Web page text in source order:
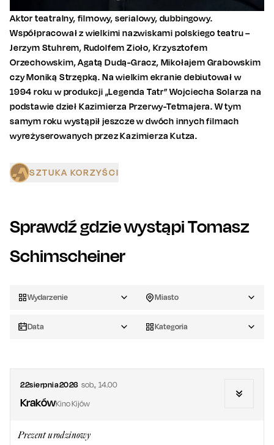
Aktor teatralny, filmowy, serialowy, dubbingowy.
Współpracował z wielkimi nazwiskami polskiego teatru –
Jerzym Stuhrem, Rudolfem Zioło, Krzysztofem
Orzechowskim, Agatą Dudą-Gracz, Mikołajem Grabowskim
czy Moniką Strzępką. Na wielkim ekranie debiutował w
1994 roku w produkcji „Legenda Tatr” Wojciecha Solarza na
podstawie dzieł Kazimierza Przerwy-Tetmajera. W tym
samym roku wystąpił jeszcze w dwóch innych filmach
wyreżyserowanych przez Kazimierza Kutza.
SZTUKA KORZYŚCI
Sprawdź gdzie wystąpiTomasz
Schimscheiner
Wydarzenie Miasto
Data Kategoria
22sierpnia2026 sob., 14.00
KrakówKino Kijów
Prezent urodzinowy